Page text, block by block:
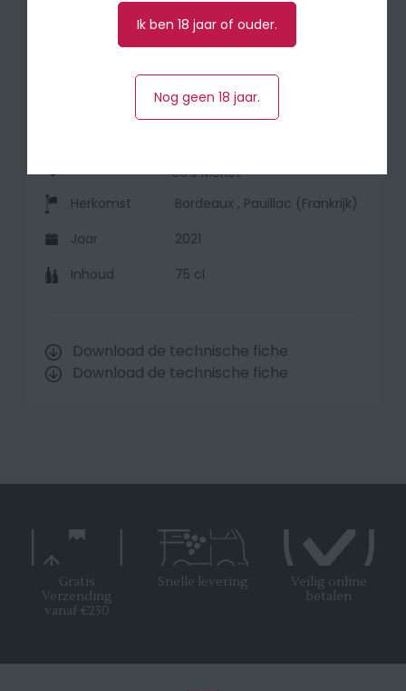
🍽 Serveer bij: rood vlees, grillades en wild
56% Merlot
Herkomst
Bordeaux , Pauillac (Frankrijk)
Jaar
2021
Inhoud
75 cl
Download de technische fiche
Download de technische fiche
Gratis
Verzending
vanaf €250
Snelle levering
Veilig online
betalen
Ik ben 18 jaar of ouder.
Nog geen 18 jaar.